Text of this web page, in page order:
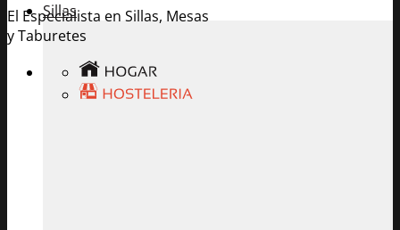
El Especialista en Sillas, Mesas
y Taburetes
Sillas